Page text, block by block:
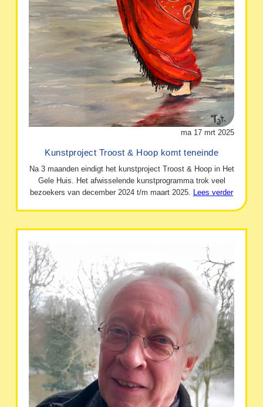
ma 17 mrt 2025
Kunstproject Troost & Hoop komt teneinde
Na 3 maanden eindigt het kunstproject Troost & Hoop in Het
Gele Huis. Het afwisselende kunstprogramma trok veel
bezoekers van december 2024 t/m maart 2025. Lees verder